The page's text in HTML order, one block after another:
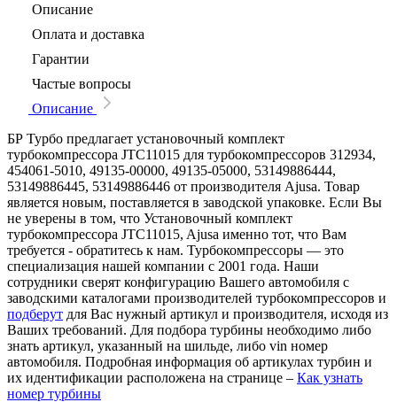
Описание
Оплата и доставка
Гарантии
Частые вопросы
Описание
БР Турбо предлагает установочный комплект
турбокомпрессора JTC11015 для турбокомпрессоров 312934,
454061-5010, 49135-00000, 49135-05000, 53149886444,
53149886445, 53149886446 от производителя Ajusa. Товар
является новым, поставляется в заводской упаковке. Если Вы
не уверены в том, что Установочный комплект
турбокомпрессора JTC11015, Ajusa именно тот, что Вам
требуется - обратитесь к нам. Турбокомпрессоры — это
специализация нашей компании с 2001 года. Наши
сотрудники сверят конфигурацию Вашего автомобиля с
заводскими каталогами производителей турбокомпрессоров и
подберут для Вас нужный артикул и производителя, исходя из
Ваших требований. Для подбора турбины необходимо либо
знать артикул, указанный на шильде, либо vin номер
автомобиля. Подробная информация об артикулах турбин и
их идентификации расположена на странице – Как узнать
номер турбины